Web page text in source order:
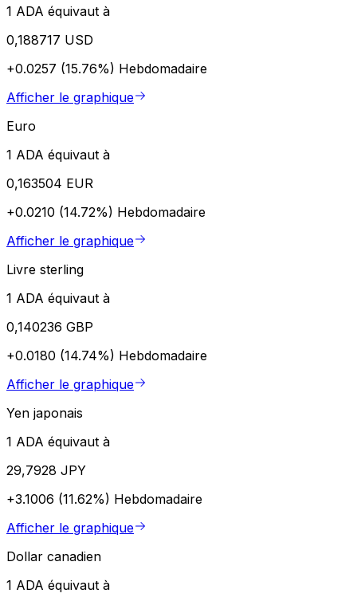
1 ADA équivaut à
0,188717 USD
+0.0257 (15.76%) Hebdomadaire
Afficher le graphique
Euro
1 ADA équivaut à
0,163504 EUR
+0.0210 (14.72%) Hebdomadaire
Afficher le graphique
Livre sterling
1 ADA équivaut à
0,140236 GBP
+0.0180 (14.74%) Hebdomadaire
Afficher le graphique
Yen japonais
1 ADA équivaut à
29,7928 JPY
+3.1006 (11.62%) Hebdomadaire
Afficher le graphique
Dollar canadien
1 ADA équivaut à